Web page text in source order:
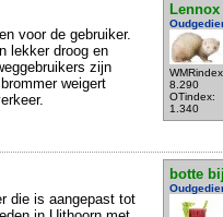
Lennox
8.290
OTindex:
1.340
voor de gebruiker.
lekker droog en
zijn
weigert
botte
die is aangepast tot